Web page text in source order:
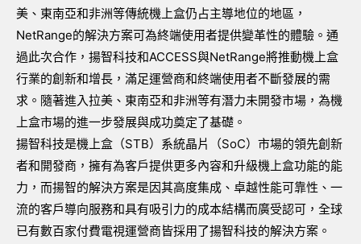
美、東南亞和非洲等傳統機上盒仍占主導地位的地區，
NetRange的解決方案可為終端使用者提供變革性的體驗。通
過此次合作，揚智科技和ACCESS與NetRange將推動機上盒
行業的創新和增長，滿足運營商和終端使用者不斷發展的需
求。隨著進入拉美、東南亞和非洲等有潛力未開發市場，為機
上盒市場的進一步發展與成功奠定了基礎。
揚智科技是機上盒（STB）系統晶片（SoC）市場的領先創新
者和開發商，擁有為客戶提供更多內容和升級機上盒功能的能
力，而揚智的解決方案是因其高度集成、卓越性能可靠性、一
流的客戶導向服務和具有吸引力的成本結構而廣受認可，全球
已有數百家付費電視運營商皆採用了揚智科技的解決方案。